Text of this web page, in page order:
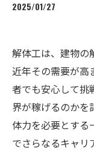
2025/01/27
解体工は、建物の
近年その需要が高
者でも安心して挑
界が稼げるのかを
体力を必要とする
でさらなるキャリ